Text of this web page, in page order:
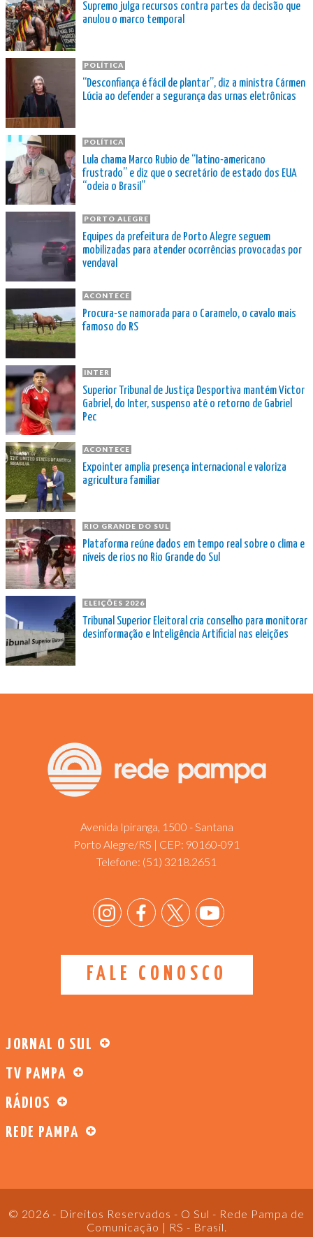
Supremo julga recursos contra partes da decisão que
anulou o marco temporal
POLÍTICA
“Desconfiança é fácil de plantar”, diz a ministra Cármen
Lúcia ao defender a segurança das urnas eletrônicas
POLÍTICA
Lula chama Marco Rubio de “latino-americano
frustrado” e diz que o secretário de estado dos EUA
“odeia o Brasil”
PORTO ALEGRE
Equipes da prefeitura de Porto Alegre seguem
mobilizadas para atender ocorrências provocadas por
vendaval
ACONTECE
Procura-se namorada para o Caramelo, o cavalo mais
famoso do RS
INTER
Superior Tribunal de Justiça Desportiva mantém Victor
Gabriel, do Inter, suspenso até o retorno de Gabriel
Pec
ACONTECE
Expointer amplia presença internacional e valoriza
agricultura familiar
RIO GRANDE DO SUL
Plataforma reúne dados em tempo real sobre o clima e
níveis de rios no Rio Grande do Sul
ELEIÇÕES 2026
Tribunal Superior Eleitoral cria conselho para monitorar
desinformação e Inteligência Artificial nas eleições
Avenida Ipiranga, 1500 - Santana
Porto Alegre/RS | CEP: 90160-091
Telefone: (51) 3218.2651
FALE CONOSCO
JORNAL O SUL
TV PAMPA
RÁDIOS
REDE PAMPA
© 2026 - Direitos Reservados - O Sul - Rede Pampa de
Comunicação | RS - Brasil.